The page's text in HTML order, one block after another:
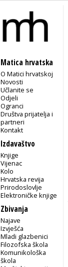
Matica hrvatska
O Matici hrvatskoj
Novosti
Učlanite se
Odjeli
Ogranci
Društva prijatelja i
partneri
Kontakt
Izdavaštvo
Knjige
Vijenac
Kolo
Hrvatska revija
Prirodoslovlje
Elektroničke knjige
Zbivanja
Najave
Izvješća
Mladi glazbenici
Filozofska škola
Komunikološka
škola